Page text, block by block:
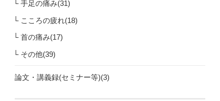
手足の痛み(31)
こころの疲れ(18)
首の痛み(17)
その他(39)
論文・講義録(セミナー等)(3)